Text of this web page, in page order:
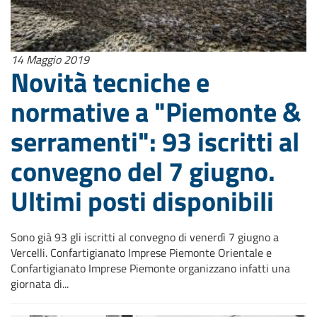
14 Maggio 2019
Novità tecniche e
normative a "Piemonte &
serramenti": 93 iscritti al
convegno del 7 giugno.
Ultimi posti disponibili
Sono già 93 gli iscritti al convegno di venerdì 7 giugno a
Vercelli. Confartigianato Imprese Piemonte Orientale e
Confartigianato Imprese Piemonte organizzano infatti una
giornata di...